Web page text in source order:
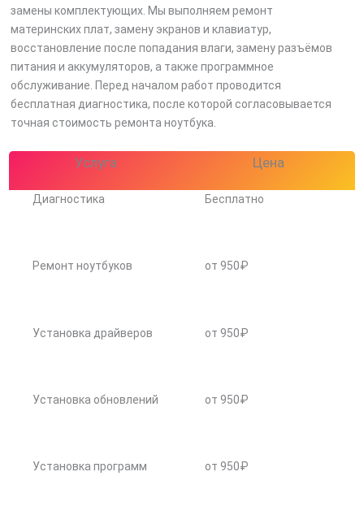
замены комплектующих. Мы выполняем ремонт
материнских плат, замену экранов и клавиатур,
восстановление после попадания влаги, замену разъёмов
питания и аккумуляторов, а также программное
обслуживание. Перед началом работ проводится
бесплатная диагностика, после которой согласовывается
точная стоимость ремонта ноутбука.
Услуга Цена
Диагностика Бесплатно
Ремонт ноутбуков от 950₽
Установка драйверов от 950₽
Установка обновлений от 950₽
Установка программ от 950₽